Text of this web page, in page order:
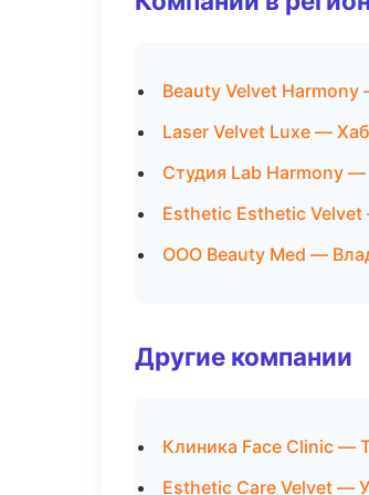
Beauty Velvet
Laser Velvet Luxe —
Студия Lab Harmony
Esthetic Esthetic
ООО Beauty Med —
Другие компании
Клиника Face Clinic —
Esthetic Care Velvet —